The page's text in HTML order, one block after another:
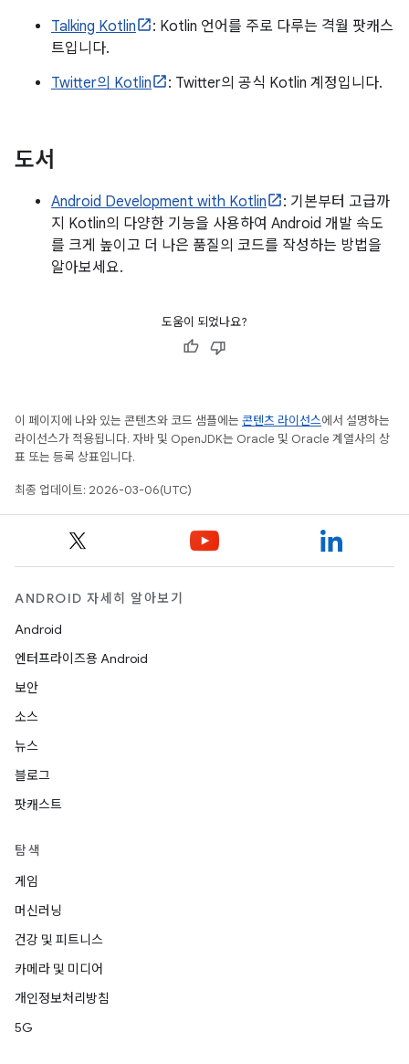
Talking Kotlin
: Kotlin 언어를 주로 다루는 격월 팟캐스
트입니다.
Twitter의 Kotlin
: Twitter의 공식 Kotlin 계정입니다.
도서
Android Development with Kotlin
: 기본부터 고급까
지 Kotlin의 다양한 기능을 사용하여 Android 개발 속도
를 크게 높이고 더 나은 품질의 코드를 작성하는 방법을
알아보세요.
도움이 되었나요?
이 페이지에 나와 있는 콘텐츠와 코드 샘플에는 콘텐츠 라이선스에서 설명하는
라이선스가 적용됩니다. 자바 및 OpenJDK는 Oracle 및 Oracle 계열사의 상
표 또는 등록 상표입니다.
최종 업데이트: 2026-03-06(UTC)
ANDROID 자세히 알아보기
Android
엔터프라이즈용 Android
보안
소스
뉴스
블로그
팟캐스트
탐색
게임
머신러닝
건강 및 피트니스
카메라 및 미디어
개인정보처리방침
5G